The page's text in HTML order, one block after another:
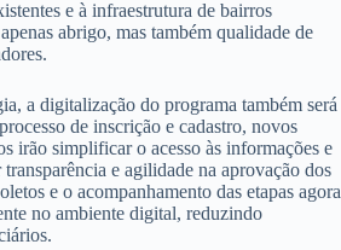
e à infraestrutura de bairros
abrigo, mas também qualidade de
a digitalização do programa também será
de inscrição e cadastro, novos
irão simplificar o acesso às informações e
e agilidade na aprovação dos
e o acompanhamento das etapas agora
no ambiente digital, reduzindo